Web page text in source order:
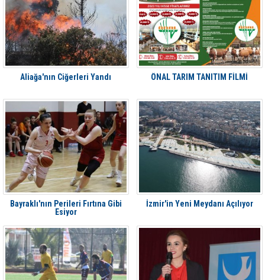
Aliağa'nın Ciğerleri Yandı ÖNAL TARIM TANITIM FİLMİ
Bayraklı'nın Perileri Fırtına Gibi
Esiyor
İzmir'in Yeni Meydanı Açılıyor